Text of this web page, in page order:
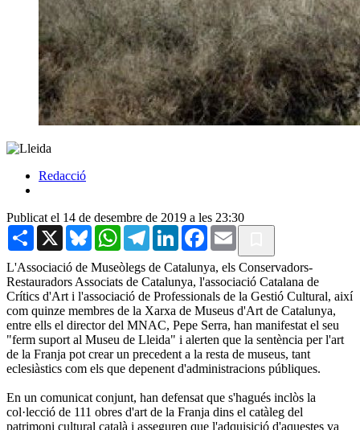
Redacció
Publicat el 14 de desembre de 2019 a les 23:30
Share X BlueskyWhatsAppTelegramLinkedInFacebook
Email
L'Associació de Museòlegs de Catalunya, els Conservadors-
Restauradors Associats de Catalunya, l'associació Catalana de
Crítics d'Art i l'associació de Professionals de la Gestió Cultural, així
com quinze membres de la Xarxa de Museus d'Art de Catalunya,
entre ells el director del MNAC, Pepe Serra, han manifestat el seu
"ferm suport al Museu de Lleida" i alerten que la sentència per l'art
de la Franja pot crear un precedent a la resta de museus, tant
eclesiàstics com els que depenent d'administracions públiques.
En un comunicat conjunt, han defensat que s'hagués inclòs la
col·lecció de 111 obres d'art de la Franja dins el catàleg del
patrimoni cultural català i asseguren que l'adquisició d'aquestes va